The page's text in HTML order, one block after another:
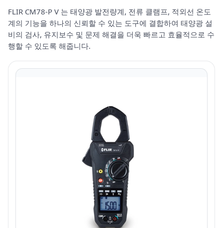
FLIR CM78-P V 는 태양광 발전량계, 전류 클램프, 적외선 온도
계의 기능을 하나의 신뢰할 수 있는 도구에 결합하여 태양광 설
비의 검사, 유지보수 및 문제 해결을 더욱 빠르고 효율적으로 수
행할 수 있도록 해줍니다.